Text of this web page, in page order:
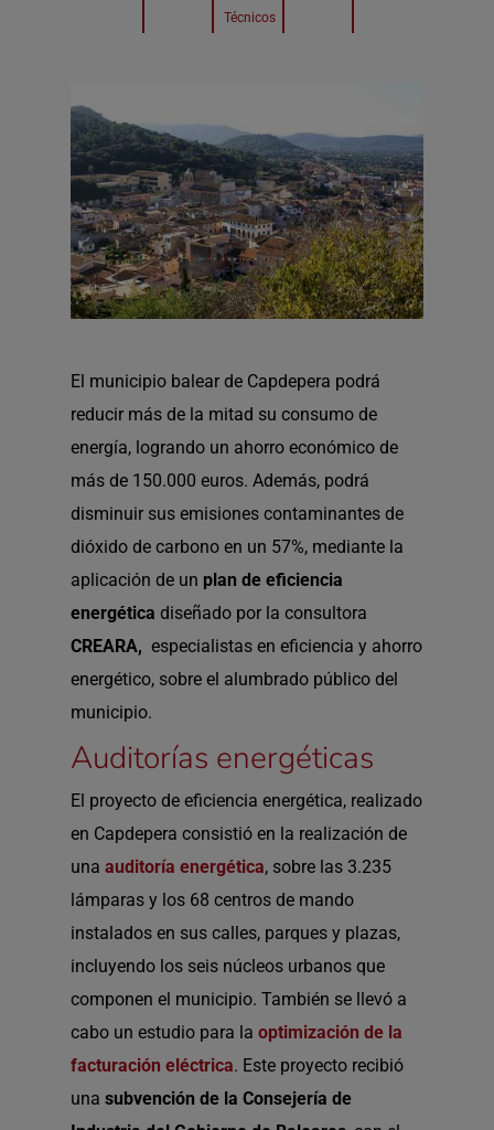
Técnicos
El municipio balear de Capdepera podrá
reducir más de la mitad su consumo de
energía, logrando un ahorro económico de
más de 150.000 euros. Además, podrá
disminuir sus emisiones contaminantes de
dióxido de carbono en un 57%, mediante la
aplicación de un plan de eficiencia
energética diseñado por la consultora
CREARA, especialistas en eficiencia y ahorro
energético, sobre el alumbrado público del
municipio.
Auditorías energéticas
El proyecto de eficiencia energética, realizado
en Capdepera consistió en la realización de
una auditoría energética, sobre las 3.235
lámparas y los 68 centros de mando
instalados en sus calles, parques y plazas,
incluyendo los seis núcleos urbanos que
componen el municipio. También se llevó a
cabo un estudio para la optimización de la
facturación eléctrica. Este proyecto recibió
una subvención de la Consejería de